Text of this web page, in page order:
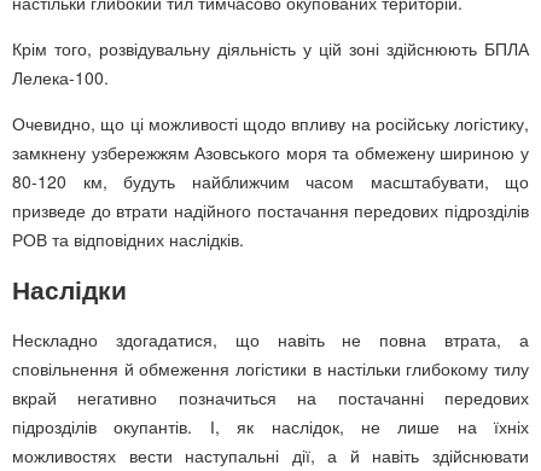
Крім того, розвідувальну діяльність у цій зоні здійснюють БПЛА
Лелека-100.
Очевидно, що ці можливості щодо впливу на російську логістику,
замкнену узбережжям Азовського моря та обмежену шириною у
80-120 км, будуть найближчим часом масштабувати, що
призведе до втрати надійного постачання передових підрозділів
РОВ та відповідних наслідків.
Наслідки
Нескладно здогадатися, що навіть не повна втрата, а
сповільнення й обмеження логістики в настільки глибокому тилу
вкрай негативно позначиться на постачанні передових
підрозділів окупантів. І, як наслідок, не лише на їхніх
можливостях вести наступальні дії, а й навіть здійснювати